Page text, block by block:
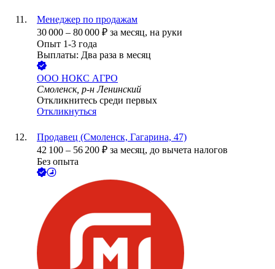
Менеджер по продажам
30 000 – 80 000 ₽ за месяц, на руки
Опыт 1-3 года
Выплаты: Два раза в месяц
ООО НОКС АГРО
Смоленск, р-н Ленинский
Откликнитесь среди первых
Откликнуться
Продавец (Смоленск, Гагарина, 47)
42 100 – 56 200 ₽ за месяц, до вычета налогов
Без опыта